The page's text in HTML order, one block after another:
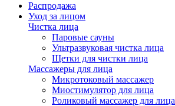
Распродажа
Уход за лицом
Чистка лица
Паровые сауны
Ультразвуковая чистка лица
Щетки для чистки лица
Массажеры для лица
Микротоковый массажер
Миостимулятор для лица
Роликовый массажер для лица